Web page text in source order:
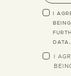
I
I